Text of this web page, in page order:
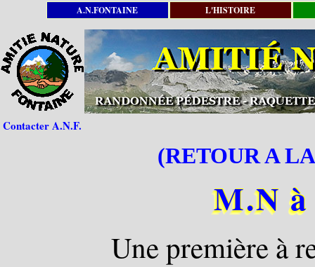
A.N.FONTAINE L'HISTOIRE
Contacter A.N.F.
(RETOUR A
M.N
Une première à